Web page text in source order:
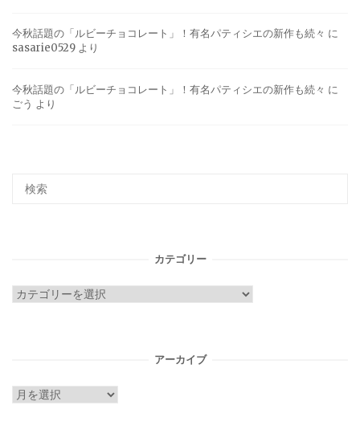
今秋話題の「ルビーチョコレート」！有名パティシエの新作も続々 に
sasarie0529 より
今秋話題の「ルビーチョコレート」！有名パティシエの新作も続々 に
ごう より
カテゴリー
カ
アーカイブ
ア